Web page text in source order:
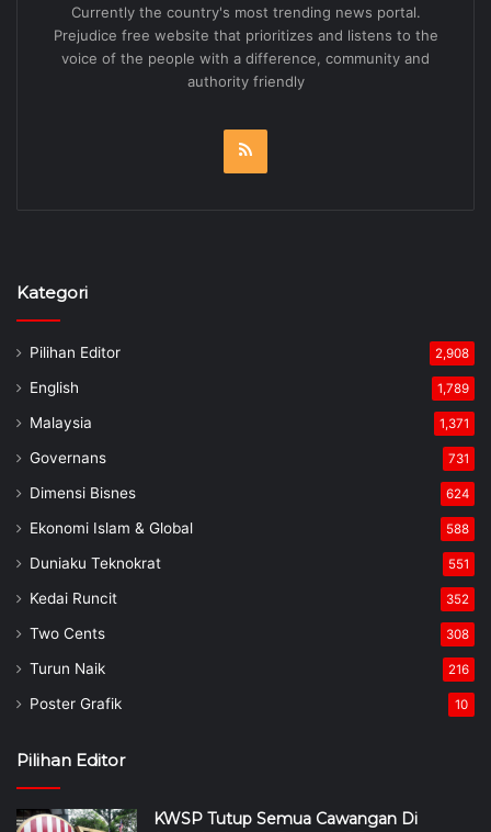
Currently the country's most trending news portal.
Prejudice free website that prioritizes and listens to the
voice of the people with a difference, community and
authority friendly
Kategori
Pilihan Editor 2,908
English 1,789
Malaysia 1,371
Governans 731
Dimensi Bisnes 624
Ekonomi Islam & Global 588
Duniaku Teknokrat 551
Kedai Runcit 352
Two Cents 308
Turun Naik 216
Poster Grafik 10
Pilihan Editor
KWSP Tutup Semua Cawangan Di